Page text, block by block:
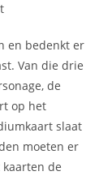
en bedenkt er
Van die drie
de
op het
slaat
moeten er
de